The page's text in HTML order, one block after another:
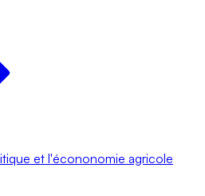
et l'écononomie agricole